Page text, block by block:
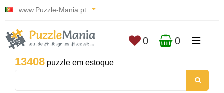
www.Puzzle-Mania.pt
13408 puzzle em estoque
0 0